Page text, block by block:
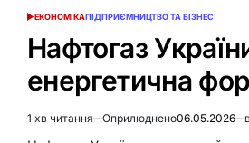
ОПУБЛІКУВАТИ
ЕКОНОМІКАПІДПРИЄМНИЦТВО ТА БІЗНЕС
Нафтогаз
енергетична
Орієнтовний
1 хв читання Оприлюднено06.05.2026